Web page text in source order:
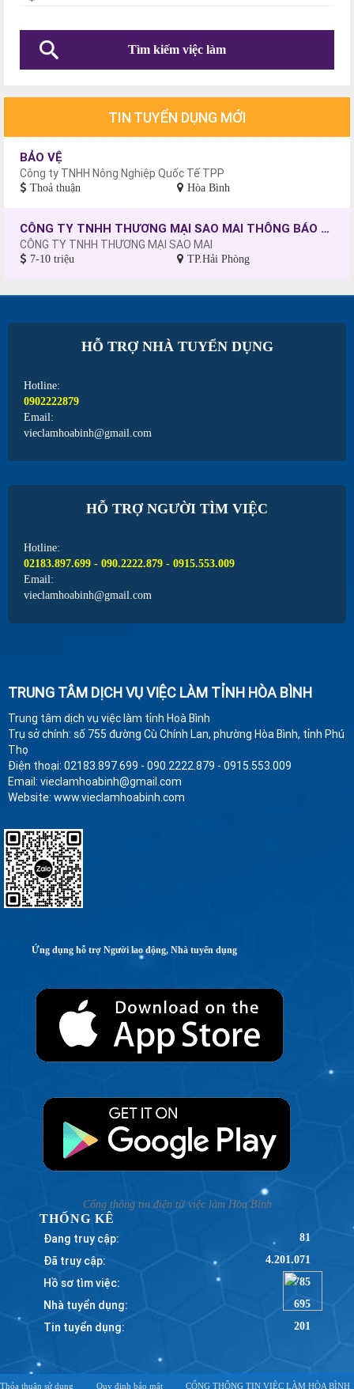
Tìm kiếm việc làm
TIN TUYỂN DỤNG MỚI
BẢO VỆ
Công ty TNHH Nông Nghiệp Quốc Tế TPP
Thoả thuận Hòa Bình
CÔNG TY TNHH THƯƠNG MẠI SAO MAI THÔNG BÁO TUYỂN DỤNG CÔNG NHÂN MAY, CHƯA CÓ TAY NGHỀ SẼ ĐƯỢC ĐÀO TẠO.
CÔNG TY TNHH THƯƠNG MẠI SAO MAI
7-10 triệu TP.Hải Phòng
HỖ TRỢ NHÀ TUYỂN DỤNG
Hotline:
0902222879
Email:
vieclamhoabinh@gmail.com
HỖ TRỢ NGƯỜI TÌM VIỆC
Hotline:
02183.897.699 - 090.2222.879 - 0915.553.009
Email:
vieclamhoabinh@gmail.com
TRUNG TÂM DỊCH VỤ VIỆC LÀM TỈNH HÒA BÌNH
Trung tâm dịch vụ việc làm tỉnh Hoà Bình
Trụ sở chính: số 755 đường Cù Chính Lan, phường Hòa Bình, tỉnh Phú
Thọ
Điện thoại: 02183.897.699 - 090.2222.879 - 0915.553.009
Email: vieclamhoabinh@gmail.com
Website: www.vieclamhoabinh.com
Ứng dụng hỗ trợ Người lao động, Nhà tuyển dụng
Cổng thông tin điện tử việc làm Hòa Bình
THỐNG KÊ
Đang truy cập: 81
Đã truy cập: 4.201.071
Hồ sơ tìm việc: 785
Nhà tuyển dụng: 695
Tin tuyển dụng: 201
Thỏa thuận sử dụng Quy định bảo mật CỔNG THÔNG TIN VIỆC LÀM HÒA BÌNH